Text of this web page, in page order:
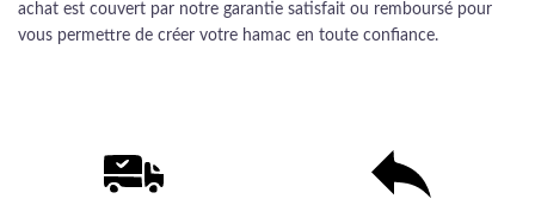
achat est couvert par notre garantie satisfait ou remboursé pour
vous permettre de créer votre hamac en toute confiance.